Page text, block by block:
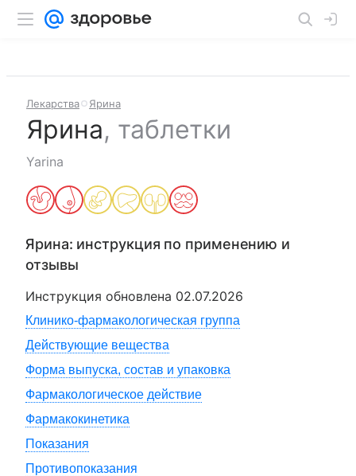
Лекарства Ярина
Ярина, таблетки
Yarina
Ярина: инструкция по применению и
отзывы
Инструкция обновлена 02.07.2026
Клинико-фармакологическая группа
Действующие вещества
Форма выпуска, состав и упаковка
Фармакологическое действие
Фармакокинетика
Показания
Противопоказания